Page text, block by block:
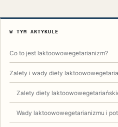
W TYM ARTYKULE
Co to jest laktoowowegetarianizm?
Zalety i wady diety
Zalety diety
Wady laktoowowegetarianizmu i